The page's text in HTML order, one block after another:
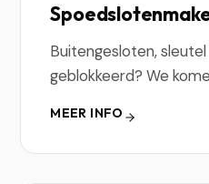
Buitengesloten,
geblokkeerd? We
MEER INFO